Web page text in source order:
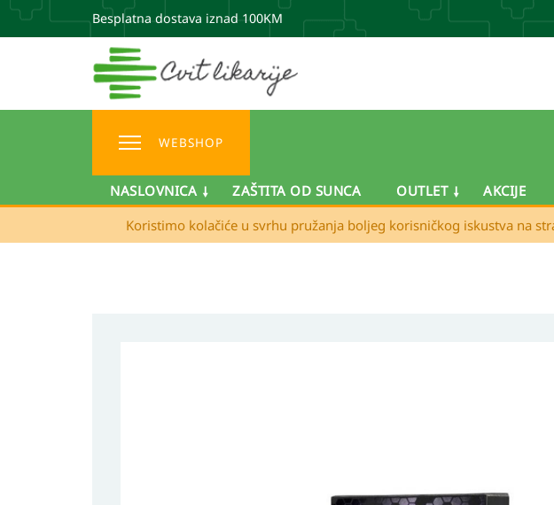
Besplatna dostava iznad 100KM
WEBSHOP
NASLOVNICA ZAŠTITA OD SUNCA OUTLET AKCIJE
Koristimo kolačiće u svrhu pružanja boljeg korisničkog iskustva na